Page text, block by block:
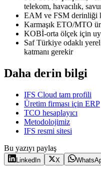
telekom, havacılık,
EAM ve FSM derinliği
Karmaşık ETO/MTO
KOBİ-orta ölçek için
Saf Türkiye odaklı
katmanı gerekir
Daha derin bilgi
IFS Cloud tam profili
Üretim firması için ERP
TCO hesaplayıcı
Metodolojimiz
IFS resmi sitesi
Bu yazıyı paylaş
LinkedIn X